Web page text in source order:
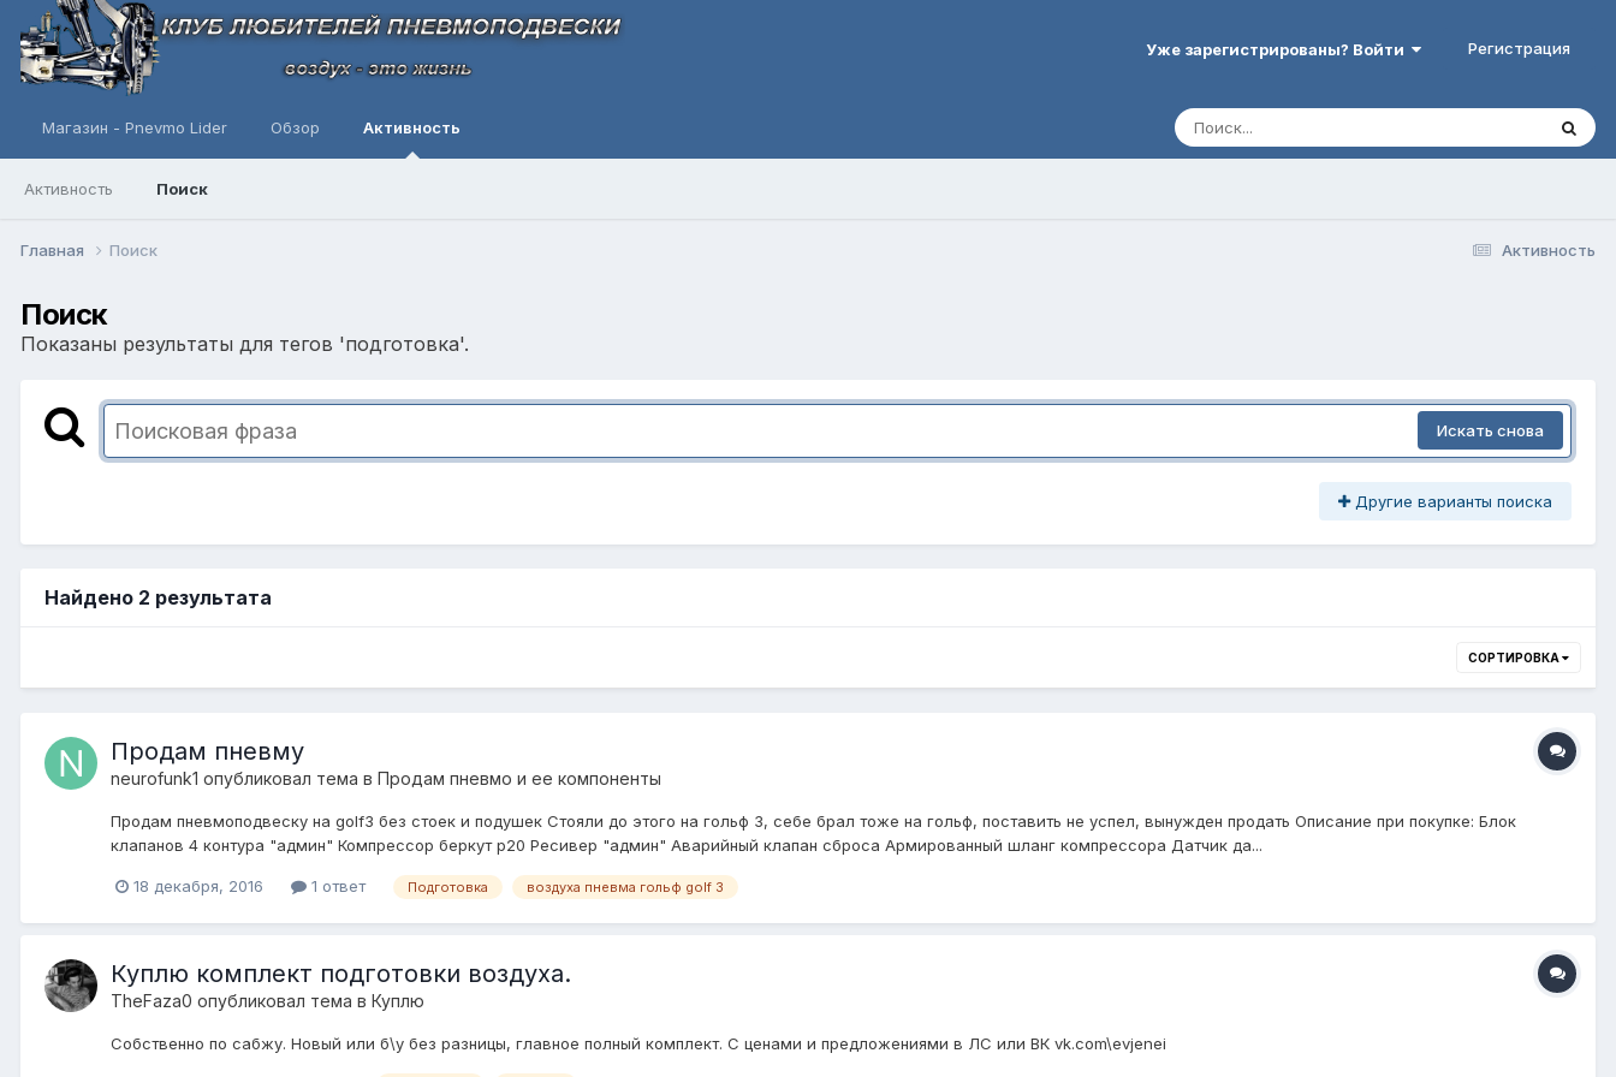
Уже зарегистрированы? Войти Регистрация
Магазин - Pnevmo Lider Обзор Активность
Активность Поиск
Активность
Главная Поиск
Поиск
Показаны результаты для тегов 'подготовка'.
Искать снова
Другие варианты поиска
Найдено 2 результата
СОРТИРОВКА
Продам пневму
neurofunk1 опубликовал тема в Продам пневмо и ее компоненты
Продам пневмоподвеску на golf3 без стоек и подушек Стояли до этого на гольф 3, себе брал тоже на гольф, поставить не успел, вынужден продать Описание при покупке: Блок
клапанов 4 контура "админ" Компрессор беркут р20 Ресивер "админ" Аварийный клапан сброса Армированный шланг компрессора Датчик да...
18 декабря, 2016 1 ответ Подготовка воздуха пневма гольф golf 3
Куплю комплект подготовки воздуха.
TheFaza0 опубликовал тема в Куплю
Собственно по сабжу. Новый или б\у без разницы, главное полный комплект. С ценами и предложениями в ЛС или ВК vk.com\evjenei